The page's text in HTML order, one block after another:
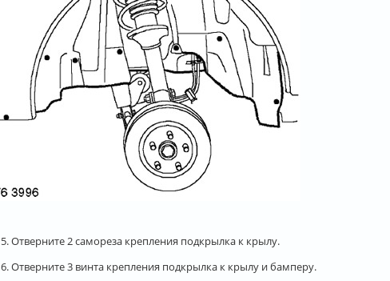
5. Отверните 2 самореза крепления подкрылка к крылу.
6. Отверните 3 винта крепления подкрылка к крылу и бамперу.